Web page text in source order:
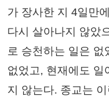
가 장사한 지 4일만
다시 살아나지 않았
로 승천하는 일은 없
없었고, 현재에도 일
지 않는다. 종교는